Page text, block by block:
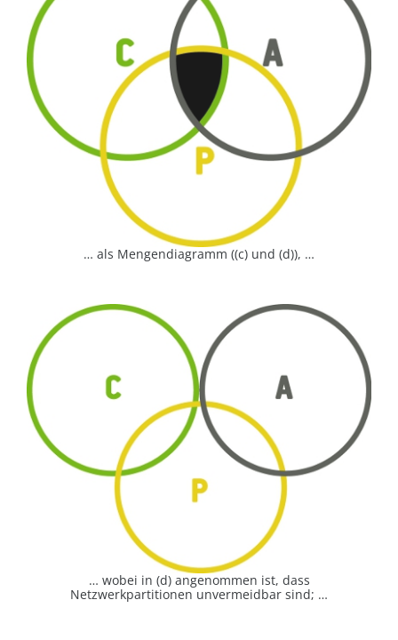
… als Mengendiagramm ((c) und (d)), …
… wobei in (d) angenommen ist, dass
Netzwerkpartitionen unvermeidbar sind; …